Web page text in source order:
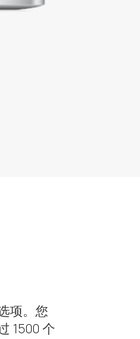
项。您
1500 个